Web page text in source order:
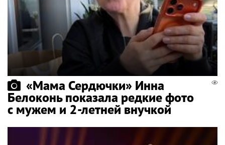
«Мама Сердючки» Инна
Белоконь показала редкие фото
с мужем и 2-летней внучкой